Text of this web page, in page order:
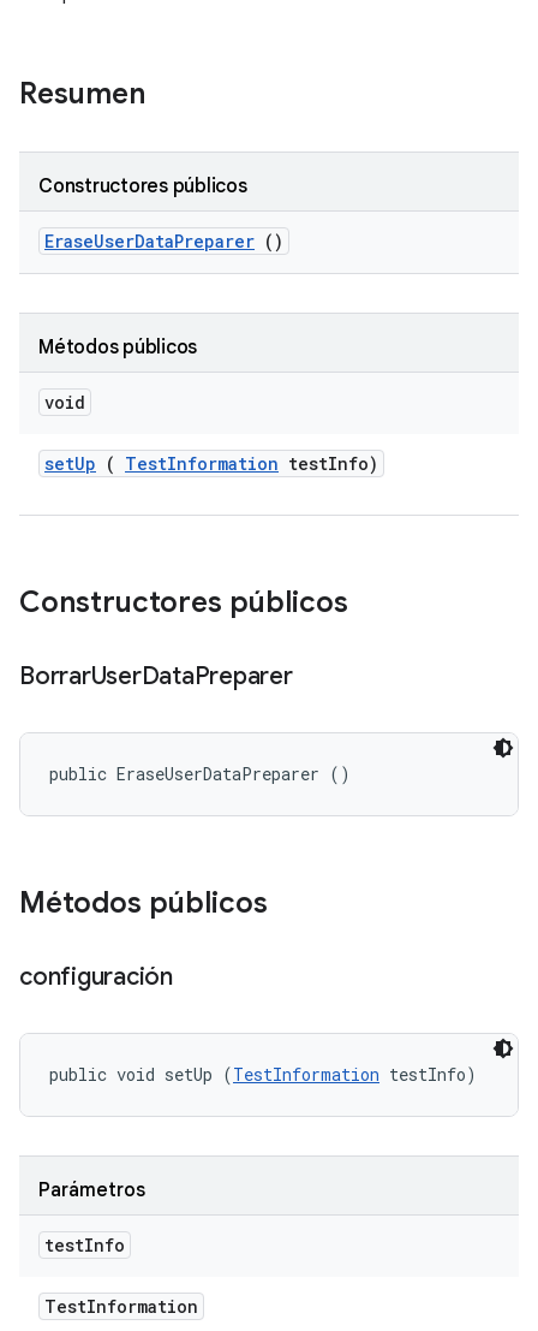
Resumen
Constructores públicos
EraseUserDataPreparer ()
Métodos públicos
void
setUp ( TestInformation testInfo)
Constructores públicos
BorrarUserDataPreparer
public EraseUserDataPreparer ()
Métodos públicos
configuración
public void setUp (TestInformation testInfo)
Parámetros
testInfo
TestInformation